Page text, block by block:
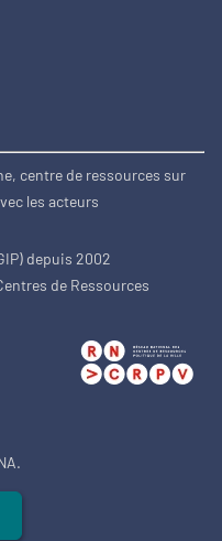
centre de ressources sur
les acteurs
depuis 2002
de Ressources